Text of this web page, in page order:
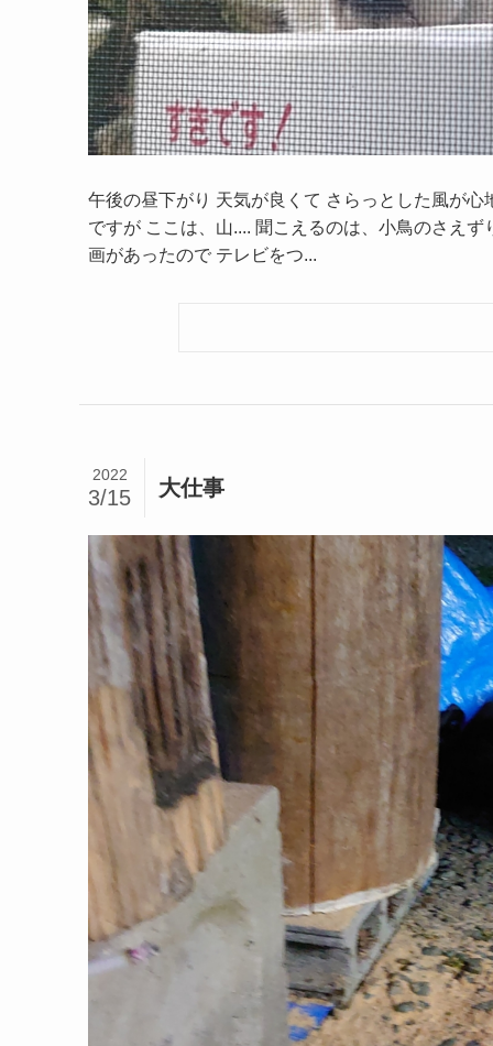
午後の昼下がり 天気が良くて さらっとした風が
ですが ここは、山.... 聞こえるのは、小鳥のさえ
画があったので テレビをつ...
大仕事
2022
3/15